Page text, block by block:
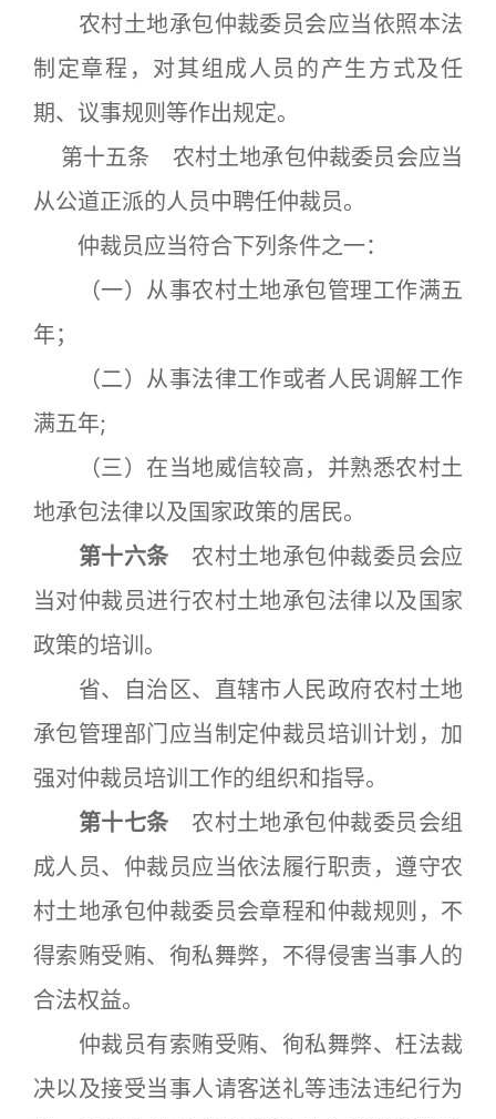
农村土地承包仲裁委员会应当依照本法
制定章程，对其组成人员的产生方式及任
期、议事规则等作出规定。
第十五条 农村土地承包仲裁委员会应当
从公道正派的人员中聘任仲裁员。
仲裁员应当符合下列条件之一：
（一）从事农村土地承包管理工作满五
年；
（二）从事法律工作或者人民调解工作
满五年;
（三）在当地威信较高，并熟悉农村土
地承包法律以及国家政策的居民。
第十六条 农村土地承包仲裁委员会应
当对仲裁员进行农村土地承包法律以及国家
政策的培训。
省、自治区、直辖市人民政府农村土地
承包管理部门应当制定仲裁员培训计划，加
强对仲裁员培训工作的组织和指导。
第十七条 农村土地承包仲裁委员会组
成人员、仲裁员应当依法履行职责，遵守农
村土地承包仲裁委员会章程和仲裁规则，不
得索贿受贿、徇私舞弊，不得侵害当事人的
合法权益。
仲裁员有索贿受贿、徇私舞弊、枉法裁
决以及接受当事人请客送礼等违法违纪行为